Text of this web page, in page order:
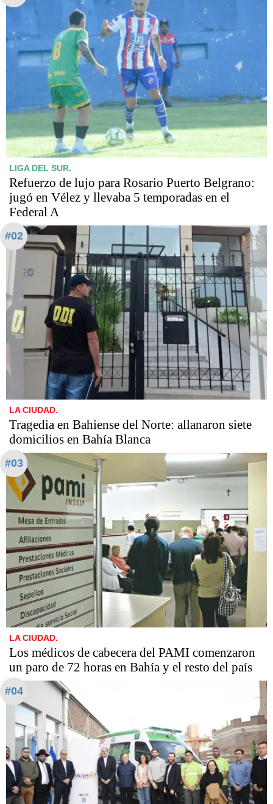
LIGA DEL SUR.
Refuerzo de lujo para Rosario Puerto Belgrano:
jugó en Vélez y llevaba 5 temporadas en el
Federal A
#02
LA CIUDAD.
Tragedia en Bahiense del Norte: allanaron siete
domicilios en Bahía Blanca
#03
LA CIUDAD.
Los médicos de cabecera del PAMI comenzaron
un paro de 72 horas en Bahía y el resto del país
#04